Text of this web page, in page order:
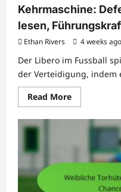
Kehrmaschine:
lesen,
Ethan Rivers 4 weeks ago
Der Libero im Fussball
der Verteidigung, indem
Read MoreRead
more
lesen,